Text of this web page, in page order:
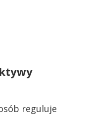
reguluje